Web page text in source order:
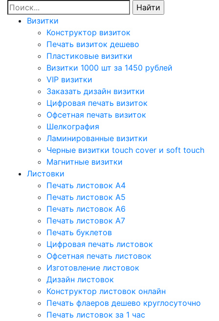
Визитки
Конструктор визиток
Печать визиток дешево
Пластиковые визитки
Визитки 1000 шт за 1450 рублей
VIP визитки
Заказать дизайн визитки
Цифровая печать визиток
Офсетная печать визиток
Шелкография
Ламинированные визитки
Черные визитки touch cover и soft touch
Магнитные визитки
Листовки
Печать листовок А4
Печать листовок А5
Печать листовок А6
Печать листовок А7
Печать буклетов
Цифровая печать листовок
Офсетная печать листовок
Изготовление листовок
Дизайн листовок
Конструктор листовок онлайн
Печать флаеров дешево круглосуточно
Печать листовок за 1 час